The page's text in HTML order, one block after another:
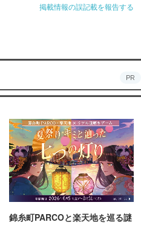
掲載情報の誤記載を報告する
PR
錦糸町PARCOと楽天地を巡る謎